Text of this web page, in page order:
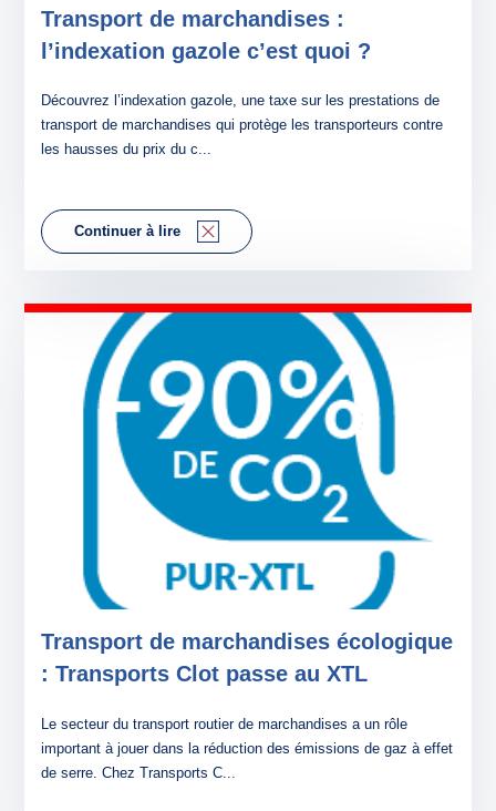
ACCUEIL
AGENCES
TRANSPORT
DISTRIBUTION
AFFRÊTEMENT
ACTUALITÉS
GUIDES ET LIVRES BLANCS
Transport de marchandises :
l’indexation gazole c’est quoi ?
Découvrez l’indexation gazole, une taxe sur les prestations de
transport de marchandises qui protège les transporteurs contre
les hausses du prix du c...
Continuer à lire
Transport de marchandises écologique
: Transports Clot passe au XTL
Le secteur du transport routier de marchandises a un rôle
important à jouer dans la réduction des émissions de gaz à effet
de serre. Chez Transports C...